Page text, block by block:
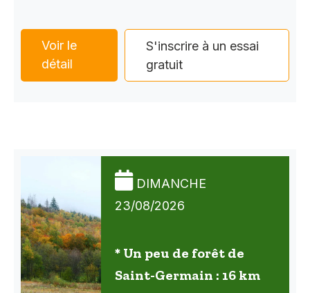
Voir le
détail
S'inscrire à un essai
gratuit
DIMANCHE
23/08/2026
* Un peu de forêt de
Saint-Germain : 16 km